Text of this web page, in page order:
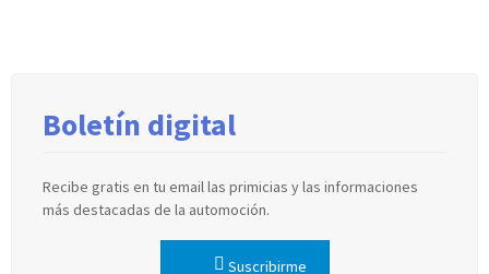
Boletín digital
Recibe gratis en tu email las primicias y las informaciones
más destacadas de la automoción.
Suscribirme